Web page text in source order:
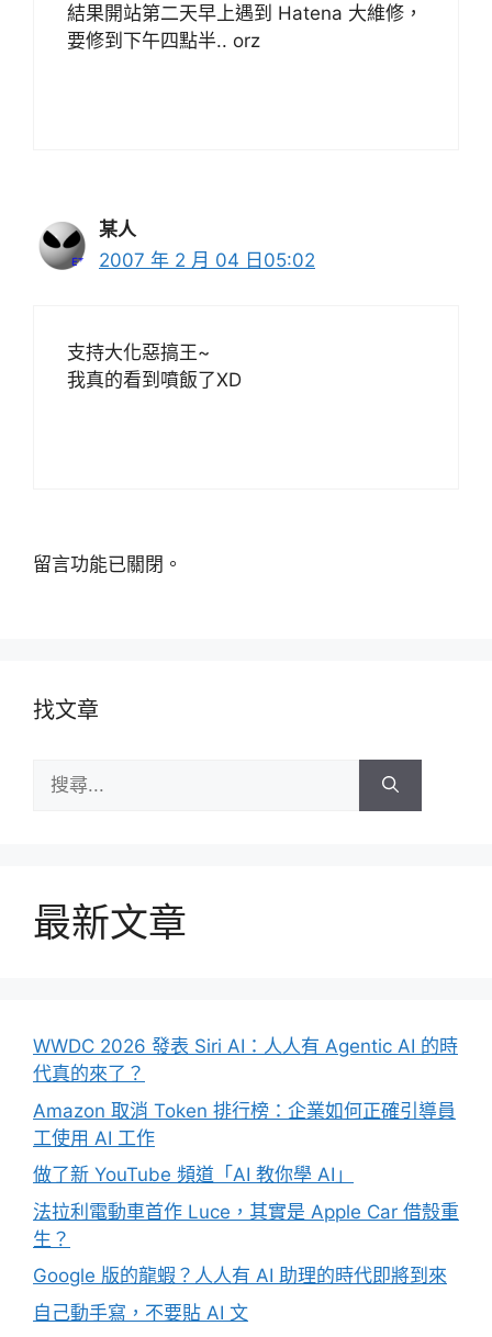
結果開站第二天早上遇到 Hatena 大維修，
要修到下午四點半.. orz
某人
2007 年 2 月 04 日05:02
支持大化惡搞王~
我真的看到噴飯了XD
留言功能已關閉。
找文章
尋:
最新文章
WWDC 2026 發表 Siri AI：人人有 Agentic AI 的時
代真的來了？
Amazon 取消 Token 排行榜：企業如何正確引導員
工使用 AI 工作
做了新 YouTube 頻道「AI 教你學 AI」
法拉利電動車首作 Luce，其實是 Apple Car 借殼重
生？
Google 版的龍蝦？人人有 AI 助理的時代即將到來
自己動手寫，不要貼 AI 文